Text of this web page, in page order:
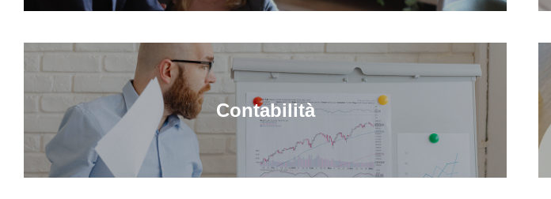
Contabilità